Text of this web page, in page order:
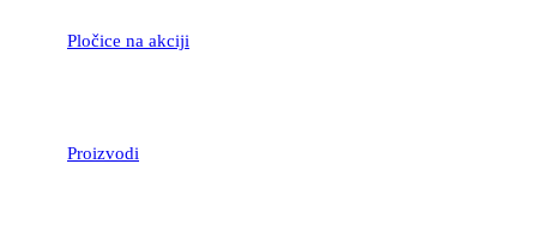
Pločice na akciji
Proizvodi